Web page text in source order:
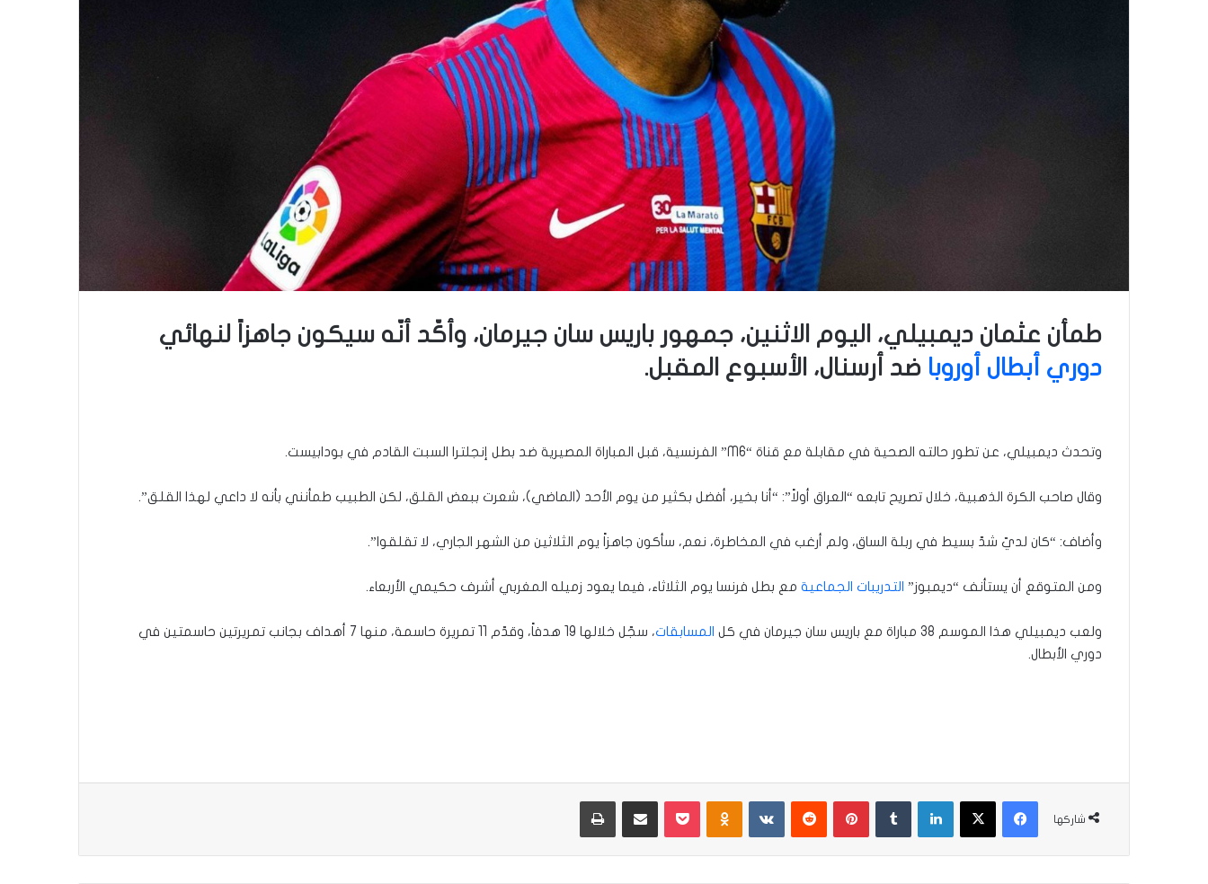
طمأن عثمان ديمبيلي، اليوم الاثنين، جمهور باريس سان جيرمان، وأكّد أنّه سيكون جاهزاً لنهائي
دوري أبطال أوروبا ضد أرسنال، الأسبوع المقبل.
وتحدث ديمبيلي، عن تطور حالته الصحية في مقابلة مع قناة “M6” الفرنسية، قبل المباراة المصيرية ضد بطل إنجلترا السبت القادم في بودابيست.
وقال صاحب الكرة الذهبية، خلال تصريح تابعه “العراق أولاً”: “أنا بخير، أفضل بكثير من يوم الأحد (الماضي)، شعرت ببعض القلق، لكن الطبيب طمأنني بأنه لا داعي لهذا القلق”.
وأضاف: “كان لديّ شدّ بسيط في ربلة الساق، ولم أرغب في المخاطرة، نعم، سأكون جاهزاً يوم الثلاثين من الشهر الجاري، لا تقلقوا”.
ومن المتوقع أن يستأنف “ديمبوز” التدريبات الجماعية مع بطل فرنسا يوم الثلاثاء، فيما يعود زميله المغربي أشرف حكيمي الأربعاء.
ولعب ديمبيلي هذا الموسم 38 مباراة مع باريس سان جيرمان في كل المسابقات
، سجّل خلالها 19 هدفاً، وقدّم 11 تمريرة حاسمة، منها 7 أهداف بجانب تمريرتين حاسمتين في
دوري الأبطال.
شاركها
فيسبوك
‫X لينكدإن بينتيريست Odnoklassniki
‫Pocketمشاركة عبر البريد طباعة